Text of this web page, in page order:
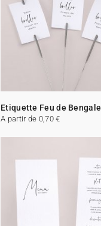
Etiquette Feu de Bengale
A partir de 0,70 €